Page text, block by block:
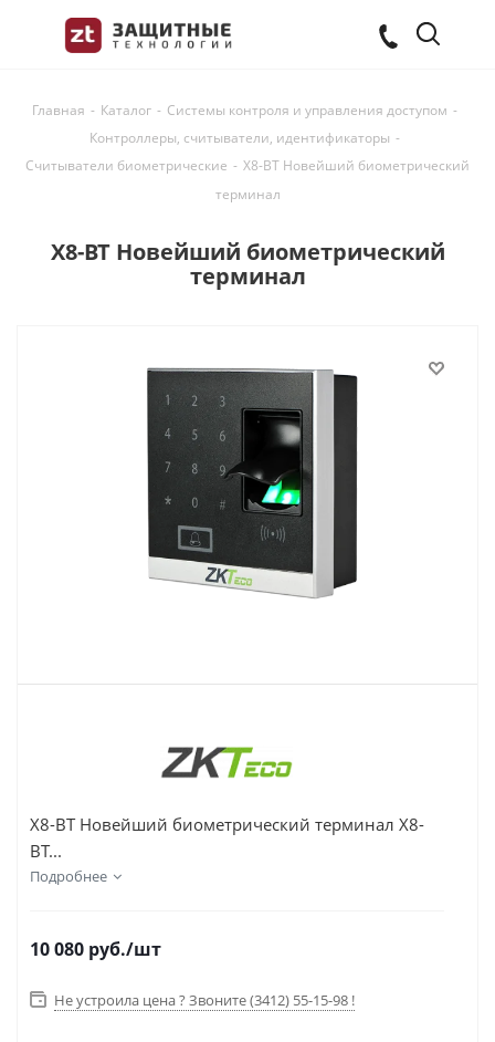
Главная - Каталог - Системы контроля и управления доступом -
Контроллеры, считыватели, идентификаторы -
Считыватели биометрические - X8-BT Новейший биометрический
терминал
X8-BT Новейший биометрический
терминал
X8-BT Новейший биометрический терминал X8-
BT...
Подробнее
10 080 руб./шт
Не устроила цена ? Звоните (3412) 55-15-98 !